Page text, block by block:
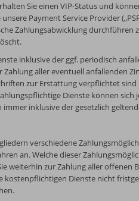
Sie einen VIP-Status und
Payment Service Provider
Zahlungsabwicklung durchführen
inklusive der ggf. periodisch
aller eventuell anfallenden
zur Erstattung verpflichtet sind
Dienste können sich
inklusive der gesetzlich
verschiedene
an. Welche dieser
weiterhin zur Zahlung aller offenen
kostenpflichtigen Dienste nicht